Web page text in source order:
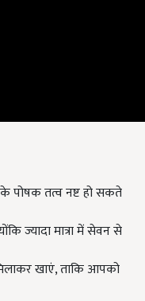
तत्व नष्ट हो सकते
ज्यादा मात्रा में सेवन से
खाएं, ताकि आपको